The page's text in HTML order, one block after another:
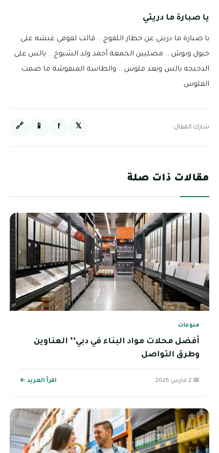
يا صبارة ما دريتي
يا صبارة ما دريتي عن خطار اللفوج .. قالت لفوفي غبشه على
خيول وبوش .. مصليين الجمعة أحمد ولد الشيوخ .. يالس على
الدجيجه يالس ويعد فلوس .. والطاسة المنقوشة ما ضمت
الفلوس.
شارك المقال: 𝕏
f
📱
🔗
مقالات ذات صلة
منوعات
أفضل محلات مواد البناء في دبي’’ العناوين
وطرق التواصل
📅 2 مارس 2025 اقرأ المزيد ←